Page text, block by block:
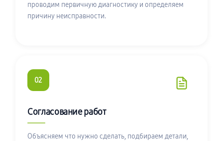
проводим первичную диагностику и определяем
причину неисправности.
02
Согласование работ
Объясняем что нужно сделать, подбираем детали,